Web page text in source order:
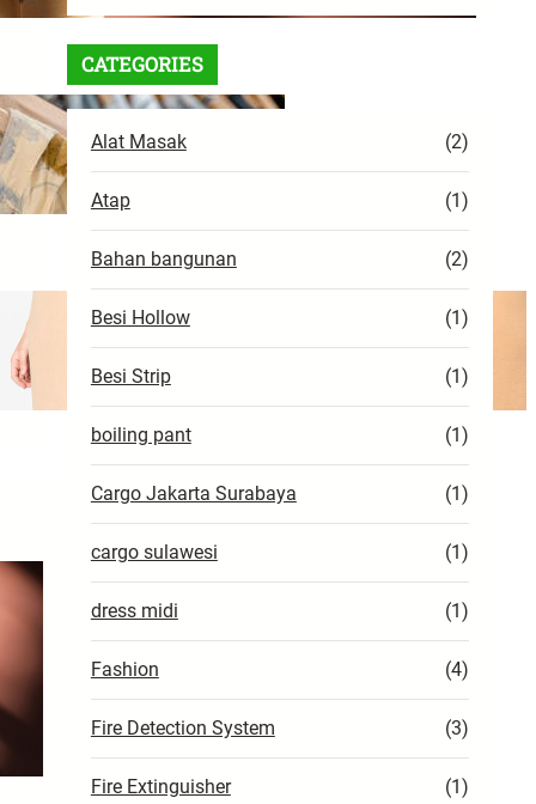
a
r
c
h
CATEGORIES
Alat Masak (2)
Atap (1)
Bahan bangunan (2)
Besi Hollow (1)
Besi Strip (1)
boiling pant (1)
Cargo Jakarta Surabaya (1)
cargo sulawesi (1)
dress midi (1)
Fashion (4)
Fire Detection System (3)
Fire Extinguisher (1)